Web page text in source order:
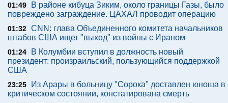
01:49
В районе кибуца Зиким, около границы Газы, было
повреждено заграждение. ЦАХАЛ проводит операцию
01:32 CNN: глава Объединенного комитета начальников
штабов США ищет "выход" из войны с Ираном
01:24
В Колумбии вступил в должность новый
президент: произраильский, пользующийся поддержкой
США
23:25
Из Арары в больницу "Сорока" доставлен юноша в
критическом состоянии, констатирована смерть